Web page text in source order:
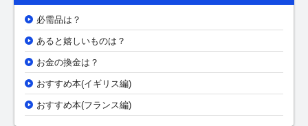
必需品は？
あると嬉しいものは？
お金の換金は？
おすすめ本(イギリス編)
おすすめ本(フランス編)